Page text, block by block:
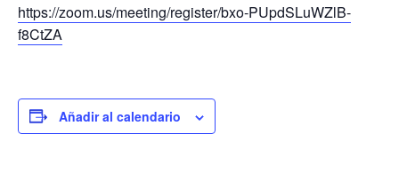
https://zoom.us/meeting/register/bxo-PUpdSLuWZlB-
f8CtZA
Añadir al calendario